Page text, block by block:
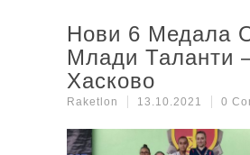
Нови 6 Медала
Млади Таланти
Хасково
Raketlon 13.10.2021 0